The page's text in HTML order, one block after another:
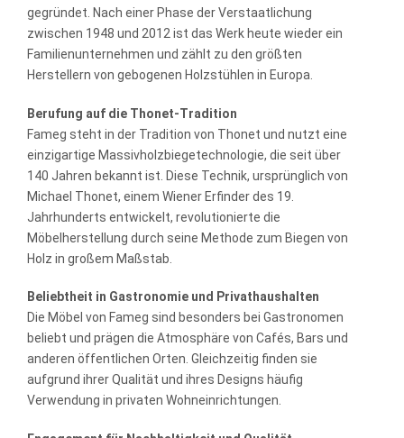
gegründet. Nach einer Phase der Verstaatlichung
zwischen 1948 und 2012 ist das Werk heute wieder ein
Familienunternehmen und zählt zu den größten
Herstellern von gebogenen Holzstühlen in Europa.
Berufung auf die Thonet-Tradition
Fameg steht in der Tradition von Thonet und nutzt eine
einzigartige Massivholzbiegetechnologie, die seit über
140 Jahren bekannt ist. Diese Technik, ursprünglich von
Michael Thonet, einem Wiener Erfinder des 19.
Jahrhunderts entwickelt, revolutionierte die
Möbelherstellung durch seine Methode zum Biegen von
Holz in großem Maßstab.
Beliebtheit in Gastronomie und Privathaushalten
Die Möbel von Fameg sind besonders bei Gastronomen
beliebt und prägen die Atmosphäre von Cafés, Bars und
anderen öffentlichen Orten. Gleichzeitig finden sie
aufgrund ihrer Qualität und ihres Designs häufig
Verwendung in privaten Wohneinrichtungen.